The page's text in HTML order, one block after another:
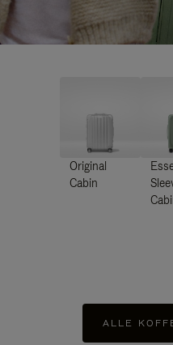
Original
Cabin
ALLE